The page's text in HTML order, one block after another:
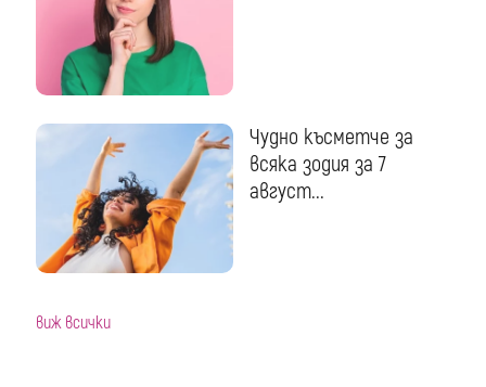
Чудно късметче за
всяка зодия за 7
август...
виж всички